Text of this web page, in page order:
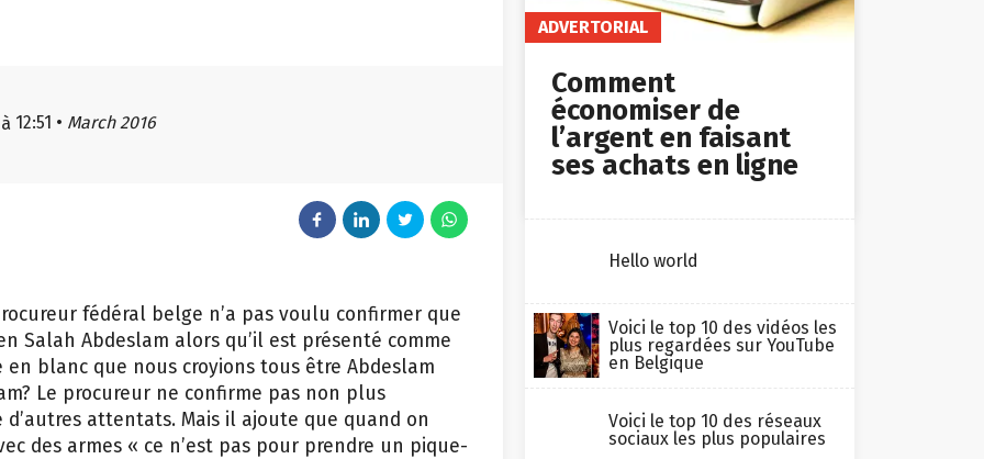
12:51 • March 2016
fédéral belge n’a pas voulu confirmer que
Salah Abdeslam alors qu’il est présenté comme
blanc que nous croyions tous être Abdeslam
Le procureur ne confirme pas non plus
d’autres attentats. Mais il ajoute que quand on
des armes « ce n’est pas pour prendre un pique-
ADVERTORIAL
Comment
économiser de
l’argent en faisant
ses achats en ligne
Hello world
Voici le top 10 des vidéos les
plus regardées sur YouTube
en Belgique
Voici le top 10 des réseaux
sociaux les plus populaires